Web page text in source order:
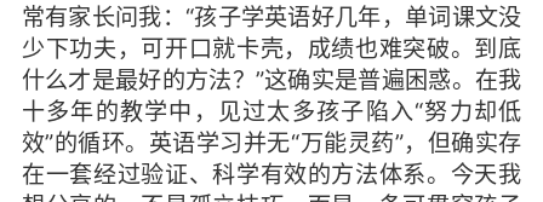
常有家长问我：“孩子学英语好几年，单词课文没
少下功夫，可开口就卡壳，成绩也难突破。到底
什么才是最好的方法？”这确实是普遍困惑。在我
十多年的教学中，见过太多孩子陷入“努力却低
效”的循环。英语学习并无“万能灵药”，但确实存
在一套经过验证、科学有效的方法体系。今天我